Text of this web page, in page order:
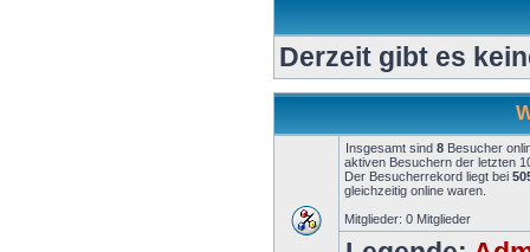
Derzeit gibt es
Insgesamt sind 8 Besucher
aktiven Besuchern der letzten
Der Besucherrekord liegt bei
gleichzeitig online waren.
Mitglieder: 0 Mitglieder